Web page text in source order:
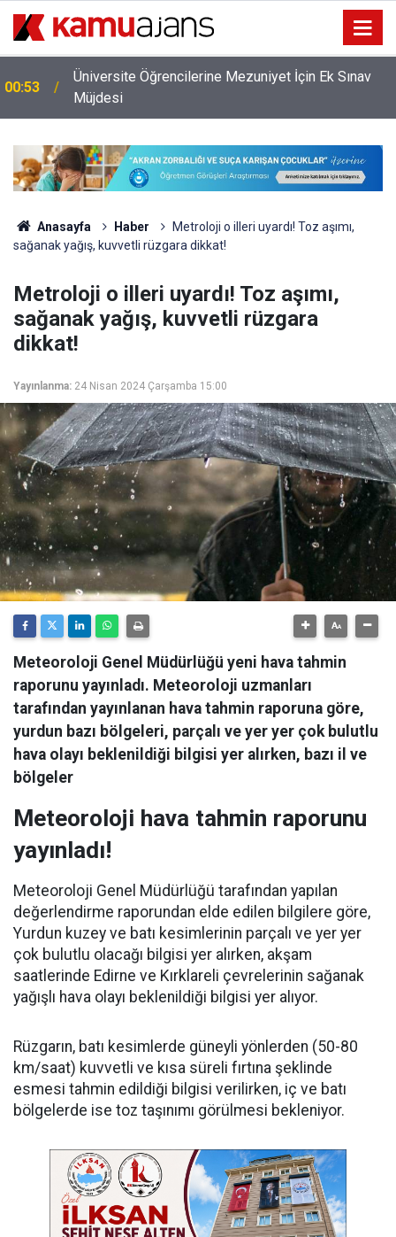
00:53
Üniversite Öğrencilerine Mezuniyet İçin Ek Sınav
Müjdesi
Anasayfa Haber
Metroloji o illeri uyardı! Toz aşımı,
sağanak yağış, kuvvetli rüzgara dikkat!
Metroloji o illeri uyardı! Toz aşımı,
sağanak yağış, kuvvetli rüzgara
dikkat!
Yayınlanma: 24 Nisan 2024 Çarşamba 15:00
Meteoroloji Genel Müdürlüğü yeni hava tahmin
raporunu yayınladı. Meteoroloji uzmanları
tarafından yayınlanan hava tahmin raporuna göre,
yurdun bazı bölgeleri, parçalı ve yer yer çok bulutlu
hava olayı beklenildiği bilgisi yer alırken, bazı il ve
bölgeler
Meteoroloji hava tahmin raporunu
yayınladı!
Meteoroloji Genel Müdürlüğü tarafından yapılan
değerlendirme raporundan elde edilen bilgilere göre,
Yurdun kuzey ve batı kesimlerinin parçalı ve yer yer
çok bulutlu olacağı bilgisi yer alırken, akşam
saatlerinde Edirne ve Kırklareli çevrelerinin sağanak
yağışlı hava olayı beklenildiği bilgisi yer alıyor.
Rüzgarın, batı kesimlerde güneyli yönlerden (50-80
km/saat) kuvvetli ve kısa süreli fırtına şeklinde
esmesi tahmin edildiği bilgisi verilirken, iç ve batı
bölgelerde ise toz taşınımı görülmesi bekleniyor.